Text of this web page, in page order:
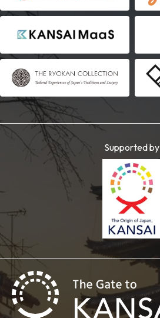
Supported by